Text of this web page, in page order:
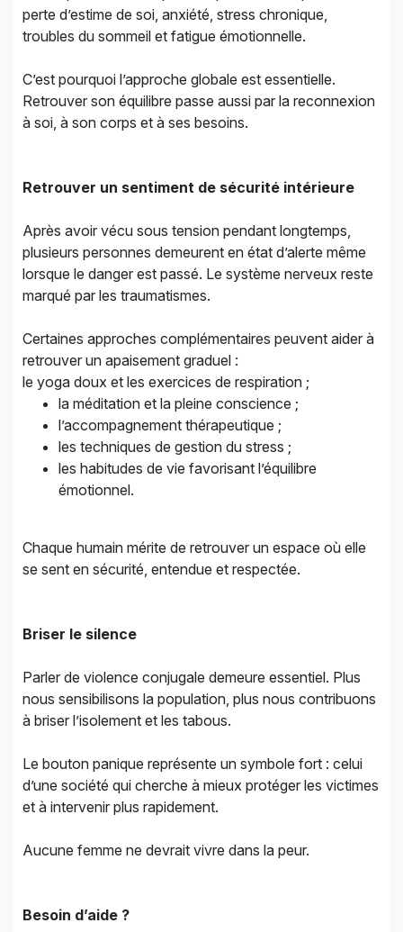
perte d’estime de soi, anxiété, stress chronique,
troubles du sommeil et fatigue émotionnelle.
C’est pourquoi l’approche globale est essentielle.
Retrouver son équilibre passe aussi par la reconnexion
à soi, à son corps et à ses besoins.
Retrouver un sentiment de sécurité intérieure
Après avoir vécu sous tension pendant longtemps,
plusieurs personnes demeurent en état d’alerte même
lorsque le danger est passé. Le système nerveux reste
marqué par les traumatismes.
Certaines approches complémentaires peuvent aider à
retrouver un apaisement graduel :
le yoga doux et les exercices de respiration ;
la méditation et la pleine conscience ;
l’accompagnement thérapeutique ;
les techniques de gestion du stress ;
les habitudes de vie favorisant l’équilibre
émotionnel.
Chaque humain mérite de retrouver un espace où elle
se sent en sécurité, entendue et respectée.
Briser le silence
Parler de violence conjugale demeure essentiel. Plus
nous sensibilisons la population, plus nous contribuons
à briser l’isolement et les tabous.
Le bouton panique représente un symbole fort : celui
d’une société qui cherche à mieux protéger les victimes
et à intervenir plus rapidement.
Aucune femme ne devrait vivre dans la peur.
Besoin d’aide ?